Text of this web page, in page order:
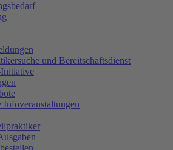
und Bereitschaftsdienst
Infoveranstaltungen